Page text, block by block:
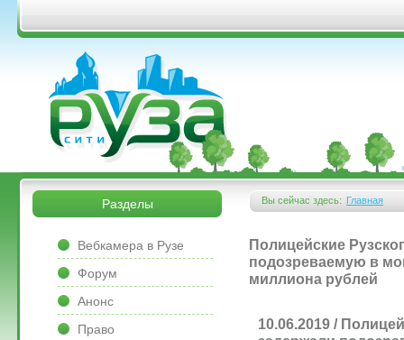
Перейти к основному содержанию
&bsps;
&bsps;
Вы сейчас здесь:
Вы здесь
Главная
Полицейские
подозреваемую в
миллиона рублей
10.06.2019 /
Разделы
Вебкамера в Рузе
Форум
Анонс
Право